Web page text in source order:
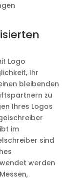
Logo
Ihr
bleibenden
zu
Ihres Logos
im
sind
werden